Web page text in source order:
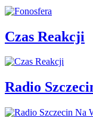
Czas Reakcji
Radio